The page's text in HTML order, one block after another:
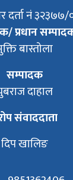
दर्ता नं
प्रधान
बास्तोला
सम्पादक
दाहाल
संवाददाता
दिप खालिङ